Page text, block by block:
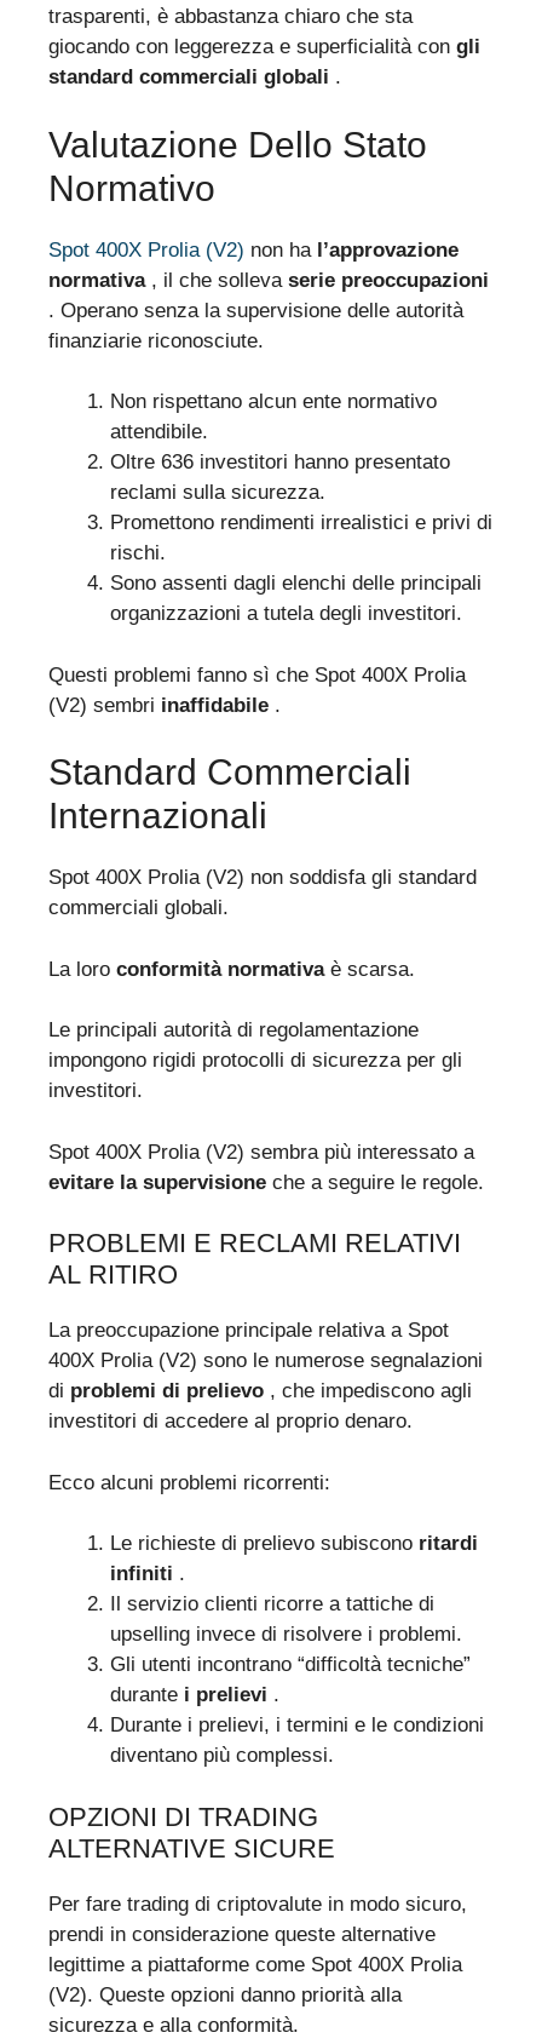
trasparenti, è abbastanza chiaro che sta
giocando con leggerezza e superficialità con gli
standard commerciali globali .
Valutazione Dello Stato
Normativo
Spot 400X Prolia (V2) non ha l’approvazione
normativa, il che solleva serie preoccupazioni
. Operano senza la supervisione delle autorità
finanziarie riconosciute.
Non rispettano alcun ente normativo
attendibile.
Oltre 636 investitori hanno presentato
reclami sulla sicurezza.
Promettono rendimenti irrealistici e privi di
rischi.
Sono assenti dagli elenchi delle principali
organizzazioni a tutela degli investitori.
Questi problemi fanno sì che Spot 400X Prolia
(V2) sembri inaffidabile .
Standard Commerciali
Internazionali
Spot 400X Prolia (V2) non soddisfa gli standard
commerciali globali.
La loro conformità normativaè scarsa.
Le principali autorità di regolamentazione
impongono rigidi protocolli di sicurezza per gli
investitori.
Spot 400X Prolia (V2) sembra più interessato a
evitare la supervisione che a seguire le regole.
PROBLEMI E RECLAMI RELATIVI
AL RITIRO
La preoccupazione principale relativa a Spot
400X Prolia (V2) sono le numerose segnalazioni
di problemi di prelievo , che impediscono agli
investitori di accedere al proprio denaro.
Ecco alcuni problemi ricorrenti:
Le richieste di prelievo subiscono ritardi
infiniti .
Il servizio clienti ricorre a tattiche di
upselling invece di risolvere i problemi.
Gli utenti incontrano “difficoltà tecniche”
durante i prelievi .
Durante i prelievi, i termini e le condizioni
diventano più complessi.
OPZIONI DI TRADING
ALTERNATIVE SICURE
Per fare trading di criptovalute in modo sicuro,
prendi in considerazione queste alternative
legittime a piattaforme come Spot 400X Prolia
(V2). Queste opzioni danno priorità alla
sicurezza e alla conformità.